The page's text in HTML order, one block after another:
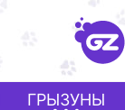
ГРЫЗУНЫ